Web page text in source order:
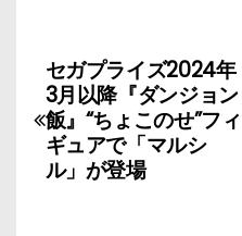
稿
ナ
ビ
セガプライズ2024年
3月以降『ダンジョン
飯』“ちょこのせ”フィ
ギュアで「マルシ
ル」が登場